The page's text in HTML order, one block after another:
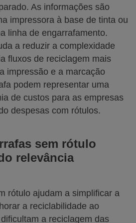
As informações são
impressora à base de tinta ou
linha de engarrafamento.
a reduzir a complexidade
fluxos de reciclagem mais
impressão e a marcação
podem representar uma
de custos para as empresas
despesas com rótulos.
sem rótulo
relevância
rótulo ajudam a simplificar a
a reciclabilidade ao
a reciclagem das